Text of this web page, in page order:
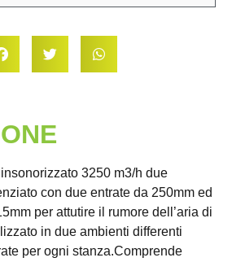
3250 m3/h due
con due entrate da 250mm ed
per attutire il rumore dell’aria di
in due ambienti differenti
per ogni stanza.Comprende